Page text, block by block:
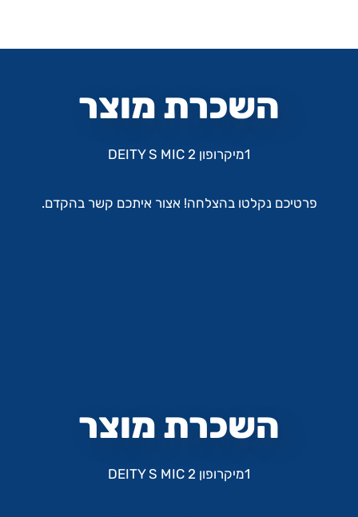
השכרת מוצר
1מיקרופון DEITY S MIC 2
פרטיכם נקלטו בהצלחה! אצור איתכם קשר בהקדם.
השכרת מוצר
1מיקרופון DEITY S MIC 2